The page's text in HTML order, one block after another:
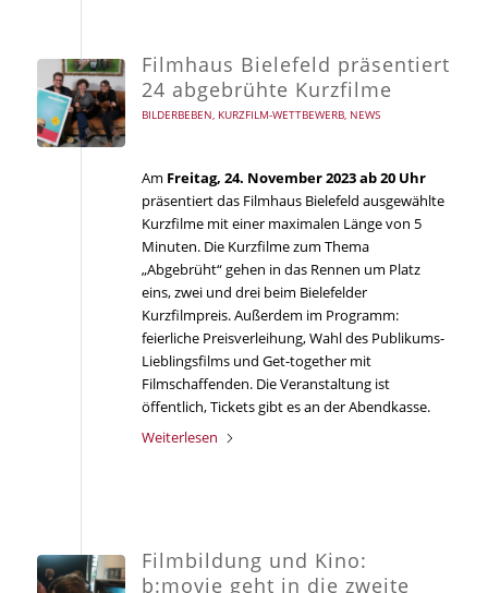
Filmhaus Bielefeld präsentiert
24 abgebrühte Kurzfilme
BILDERBEBEN, KURZFILM-WETTBEWERB, NEWS
Am Freitag, 24. November 2023 ab 20 Uhr
präsentiert das Filmhaus Bielefeld ausgewählte
Kurzfilme mit einer maximalen Länge von 5
Minuten. Die Kurzfilme zum Thema
„Abgebrüht“ gehen in das Rennen um Platz
eins, zwei und drei beim Bielefelder
Kurzfilmpreis. Außerdem im Programm:
feierliche Preisverleihung, Wahl des Publikums-
Lieblingsfilms und Get-together mit
Filmschaffenden. Die Veranstaltung ist
öffentlich, Tickets gibt es an der Abendkasse.
Weiterlesen
Filmbildung und Kino:
b:movie geht in die zweite